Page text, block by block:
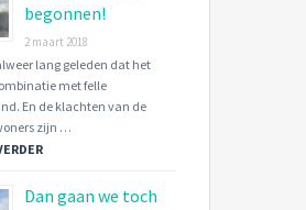
begonnen!
2 maart 2018
lang geleden dat het
met felle
En de klachten van de
zijn …
Dan gaan we toch